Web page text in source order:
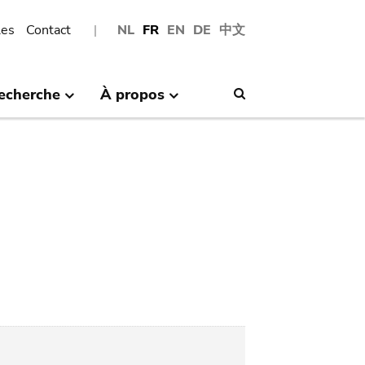
NL FR EN DE 中文
Contact
À propos